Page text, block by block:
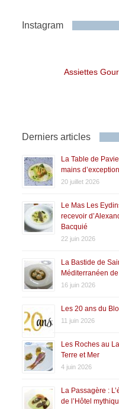
Instagram
Assiettes
Derniers articles
La Table de
mains d’exception
20 juillet 2026
Le Mas Les
recevoir
Bacquié
22 juin 2026
La Bastide de
Méditerranéen
16 juin 2026
Les 20 ans du
11 juin 2026
Les Roches au
Terre et Mer
4 juin 2026
La Passagère :
de l’Hôtel